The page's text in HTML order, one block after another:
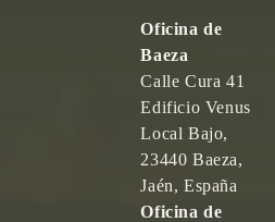
Oficina de
Baeza
Calle Cura 41
Edificio Venus
Local Bajo,
23440 Baeza,
Jaén, España
Oficina de